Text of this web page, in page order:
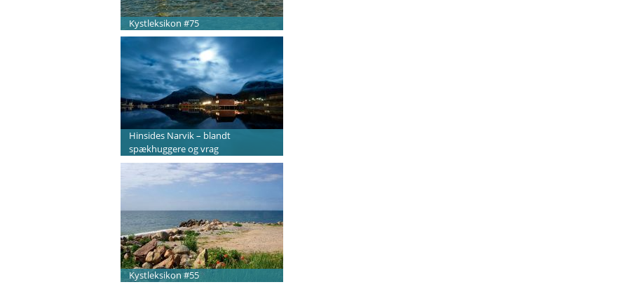
Kystleksikon #75
Hinsides Narvik – blandt
spækhuggere og vrag
Kystleksikon #55